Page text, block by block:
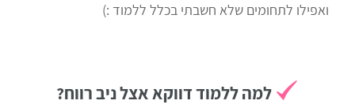
ואפילו לתחומים שלא חשבתי בכלל ללמוד :)
למה ללמוד דווקא אצל ניב רווח?